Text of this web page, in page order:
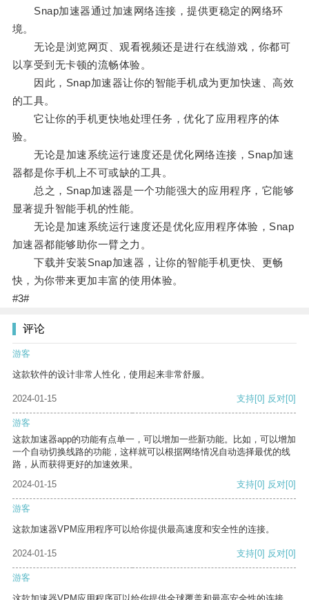
Snap加速器通过加速网络连接，提供更稳定的网络环
境。
无论是浏览网页、观看视频还是进行在线游戏，你都可
以享受到无卡顿的流畅体验。
因此，Snap加速器让你的智能手机成为更加快速、高效
的工具。
它让你的手机更快地处理任务，优化了应用程序的体
验。
无论是加速系统运行速度还是优化网络连接，Snap加速
器都是你手机上不可或缺的工具。
总之，Snap加速器是一个功能强大的应用程序，它能够
显著提升智能手机的性能。
无论是加速系统运行速度还是优化应用程序体验，Snap
加速器都能够助你一臂之力。
下载并安装Snap加速器，让你的智能手机更快、更畅
快，为你带来更加丰富的使用体验。
#3#
评论
游客
这款软件的设计非常人性化，使用起来非常舒服。
2024-01-15 支持[0] 反对[0]
游客
这款加速器app的功能有点单一，可以增加一些新功能。比如，可以增加
一个自动切换线路的功能，这样就可以根据网络情况自动选择最优的线
路，从而获得更好的加速效果。
2024-01-15
支持[0] 反对[0]
游客
这款加速器VPM应用程序可以给你提供最高速度和安全性的连接。
2024-01-15 支持[0] 反对[0]
游客